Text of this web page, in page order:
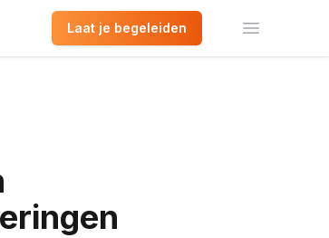
Laat je begeleiden
Open het